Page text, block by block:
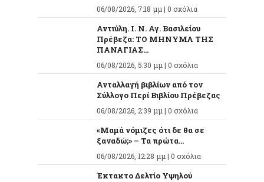
06/08/2026, 7:18 μμ | 0 σχόλια
Αντιύλη. Ι. Ν. Αγ. Βασιλείου
Πρέβεζα: ΤΟ ΜΗΝΥΜΑ ΤΗΣ
ΠΑΝΑΓΙΑΣ...
06/08/2026, 5:30 μμ | 0 σχόλια
Ανταλλαγή βιβλίων από τον
Σύλλογο Περί Βιβλίου Πρέβεζας
06/08/2026, 2:39 μμ | 0 σχόλια
«Μαμά νόμιζες ότι δε θα σε
ξαναδώ;» – Τα πρώτα...
06/08/2026, 12:28 μμ | 0 σχόλια
Έκτακτο Δελτίο Υψηλού